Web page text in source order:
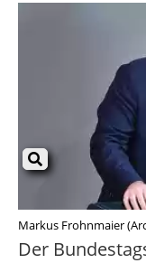
Markus Frohnmaier
Der